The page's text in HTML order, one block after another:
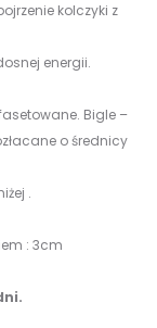
kolczyki z
energii.
Bigle –
o średnicy
.
: 3cm